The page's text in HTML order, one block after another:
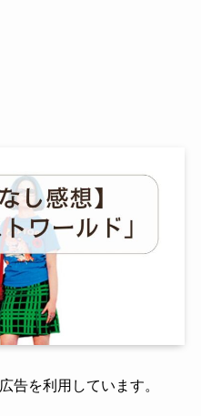
告を利用しています。